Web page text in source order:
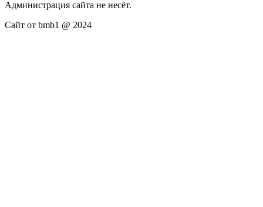
Администрация сайта не несёт.
Сайт от bmb1 @ 2024